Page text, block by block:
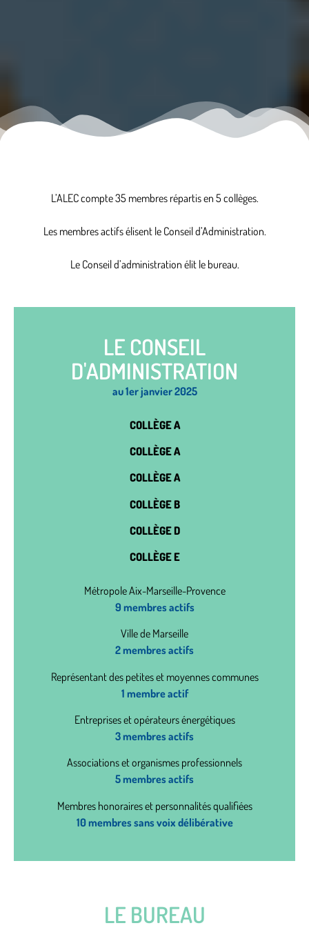
L’ALEC compte 35 membres répartis en 5 collèges.
Les membres actifs élisent le Conseil d’Administration.
Le Conseil d’administration élit le bureau.
LE CONSEIL
D'ADMINISTRATION
au 1er janvier 2025
COLLÈGE A
COLLÈGE A
COLLÈGE A
COLLÈGE B
COLLÈGE D
COLLÈGE E
Métropole Aix-Marseille-Provence
9 membres actifs
Ville de Marseille
2 membres actifs
Représentant des petites et moyennes communes
1 membre actif
Entreprises et opérateurs énergétiques
3 membres actifs
Associations et organismes professionnels
5 membres actifs
Membres honoraires et personnalités qualifiées
10 membres sans voix délibérative
LE BUREAU